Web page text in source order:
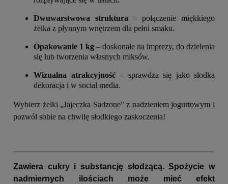
Dwuwarstwowa struktura – połączenie miękkiego
żelka z płynnym wnętrzem dla pełni smaku.
Opakowanie 1 kg – doskonałe na imprezy, do dzielenia
się lub tworzenia własnych miksów.
Wizualna atrakcyjność– sprawdza się jako słodka
dekoracja i w social media.
Wybierz żelki „Jajeczka Sadzone” z nadzieniem jogurtowym i
pozwól sobie na chwilę słodkiego zaskoczenia!
Zawiera cukry i substancję słodzącą. Spożycie w
nadmiernych ilościach może mieć efekt